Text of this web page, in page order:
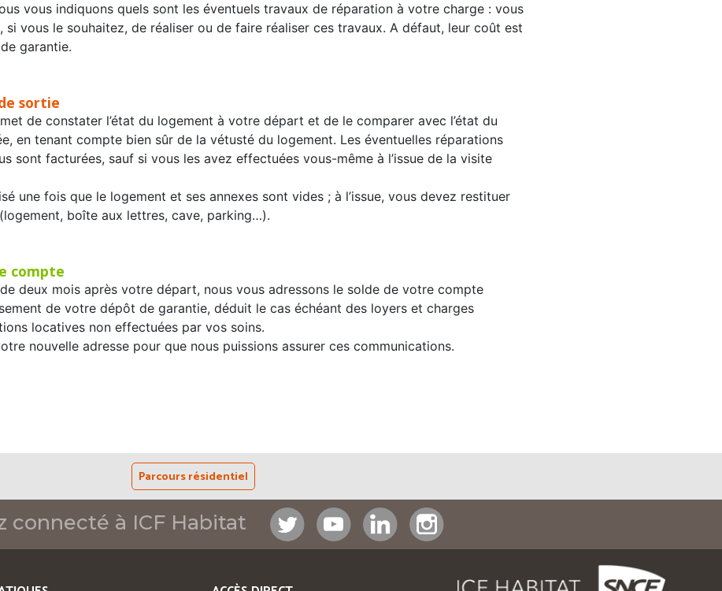
vous indiquons quels sont les éventuels travaux de réparation à votre charge : vous
si vous le souhaitez, de réaliser ou de faire réaliser ces travaux. A défaut, leur coût est
garantie.
sortie
de constater l’état du logement à votre départ et de le comparer avec l’état du
en tenant compte bien sûr de la vétusté du logement. Les éventuelles réparations
sont facturées, sauf si vous les avez effectuées vous-même à l’issue de la visite
une fois que le logement et ses annexes sont vides ; à l’issue, vous devez restituer
boîte aux lettres, cave, parking…).
compte
deux mois après votre départ, nous vous adressons le solde de votre compte
de votre dépôt de garantie, déduit le cas échéant des loyers et charges
locatives non effectuées par vos soins.
nouvelle adresse pour que nous puissions assurer ces communications.
Parcours résidentiel
connecté à ICF Habitat